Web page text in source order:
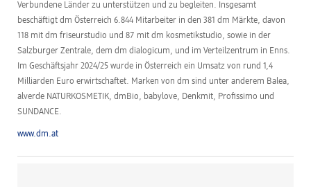
Verbundene Länder zu unterstützen und zu begleiten. Insgesamt
beschäftigt dm Österreich 6.844 Mitarbeiter in den 381 dm Märkte, davon
118 mit dm friseurstudio und 87 mit dm kosmetikstudio, sowie in der
Salzburger Zentrale, dem dm dialogicum, und im Verteilzentrum in Enns.
Im Geschäftsjahr 2024/25 wurde in Österreich ein Umsatz von rund 1,4
Milliarden Euro erwirtschaftet. Marken von dm sind unter anderem Balea,
alverde NATURKOSMETIK, dmBio, babylove, Denkmit, Profissimo und
SUNDANCE.
www.dm.at